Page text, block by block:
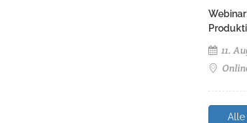
11.
Alle